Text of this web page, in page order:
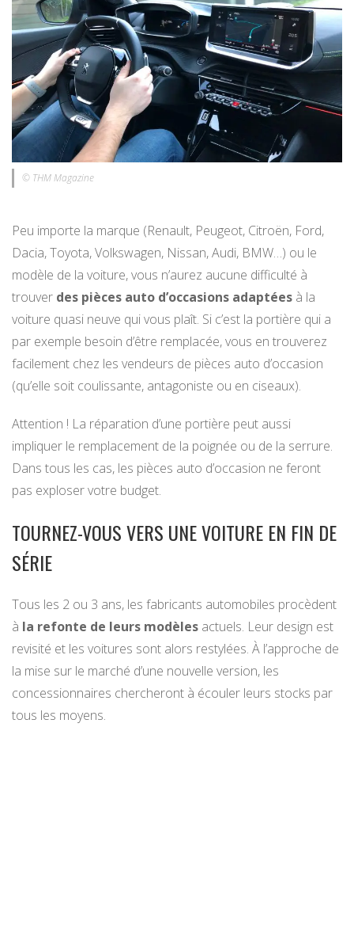
© THM Magazine
Peu importe la marque (Renault, Peugeot, Citroën, Ford,
Dacia, Toyota, Volkswagen, Nissan, Audi, BMW…) ou le
modèle de la voiture, vous n’aurez aucune difficulté à
trouver des pièces auto d’occasions adaptées à la
voiture quasi neuve qui vous plaît. Si c’est la portière qui a
par exemple besoin d’être remplacée, vous en trouverez
facilement chez les vendeurs de pièces auto d’occasion
(qu’elle soit coulissante, antagoniste ou en ciseaux).
Attention ! La réparation d’une portière peut aussi
impliquer le remplacement de la poignée ou de la serrure.
Dans tous les cas, les pièces auto d’occasion ne feront
pas exploser votre budget.
TOURNEZ-VOUS VERS UNE VOITURE EN FIN DE
SÉRIE
Tous les 2 ou 3 ans, les fabricants automobiles procèdent
à la refonte de leurs modèles actuels. Leur design est
revisité et les voitures sont alors restylées. À l’approche de
la mise sur le marché d’une nouvelle version, les
concessionnaires chercheront à écouler leurs stocks par
tous les moyens.